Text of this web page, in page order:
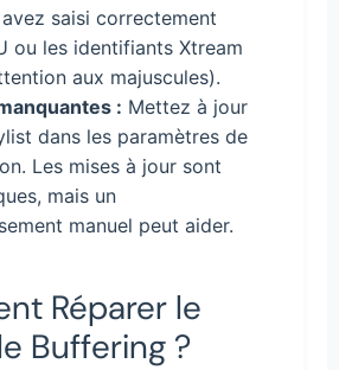
saisi correctement
ou les identifiants Xtream
aux majuscules).
: Mettez à jour
dans les paramètres de
Les mises à jour sont
mais un
manuel peut aider.
Réparer le
Buffering ?